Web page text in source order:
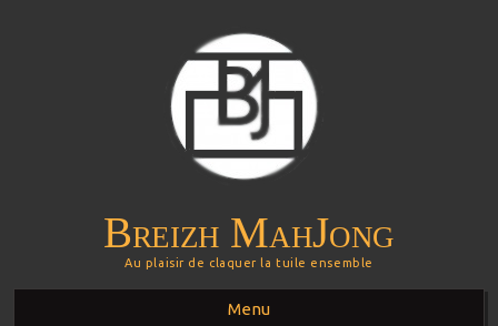
Breizh MahJong
Au plaisir de claquer la tuile ensemble
Menu